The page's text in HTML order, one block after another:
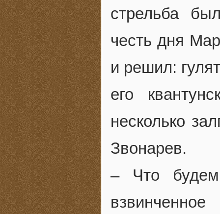
стрельба
честь дня
и решил:
его
несколько
Звонарев.
– Что